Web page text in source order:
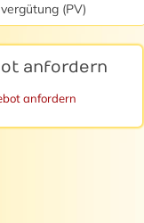
(PV)
anfordern
anfordern